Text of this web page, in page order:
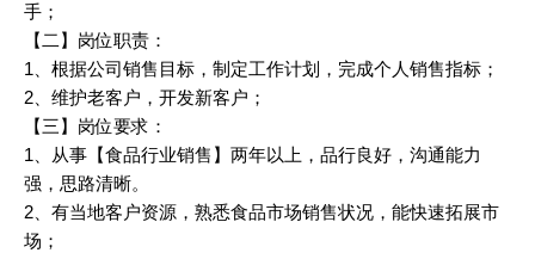
手；
【二】岗位职责：
1、根据公司销售目标，制定工作计划，完成个人销售指标；
2、维护老客户，开发新客户；
【三】岗位要求：
1、从事【食品行业销售】两年以上，品行良好，沟通能力
强，思路清晰。
2、有当地客户资源，熟悉食品市场销售状况，能快速拓展市
场；